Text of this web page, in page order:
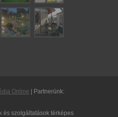
Online | Partnerünk:
és szolgáltatások térképes